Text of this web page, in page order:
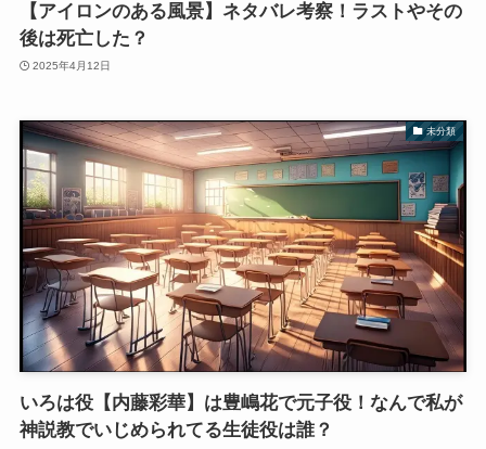
【アイロンのある風景】ネタバレ考察！ラストやその
後は死亡した？
2025年4月12日
未分類
いろは役【内藤彩華】は豊嶋花で元子役！なんで私が
神説教でいじめられてる生徒役は誰？